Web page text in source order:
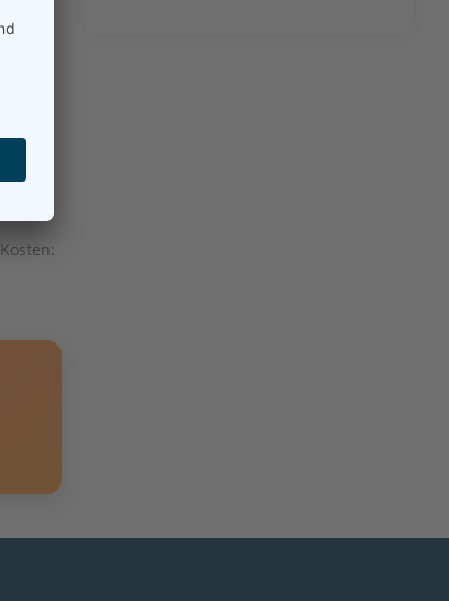
Kosten: